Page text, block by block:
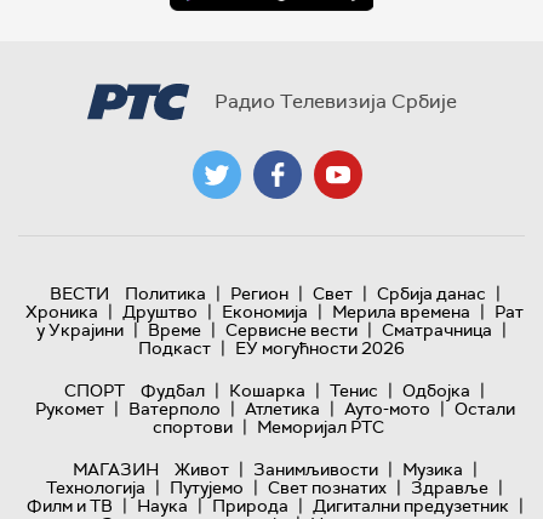
Радио Телевизија Србије
ВЕСТИ Политика | Регион | Свет | Србија данас |
Хроника | Друштво | Економија | Мерила времена | Рат
у Украјини | Време | Сервисне вести | Сматрачница |
Подкаст | ЕУ могућности 2026
СПОРТ
Фудбал | Кошарка | Тенис | Одбојка |
Рукомет | Ватерполо | Атлетика | Ауто-мото | Остали
спортови | Меморијал РТС
МАГАЗИН
Живот | Занимљивости | Музика |
Технологијa | Путујемо | Свет познатих | Здравље |
Филм и ТВ | Наука | Природа | Дигитални предузетник |